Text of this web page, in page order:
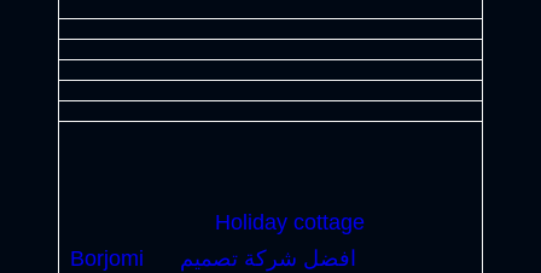
Holiday cottage
Borjomi
افضل شركة تصميم